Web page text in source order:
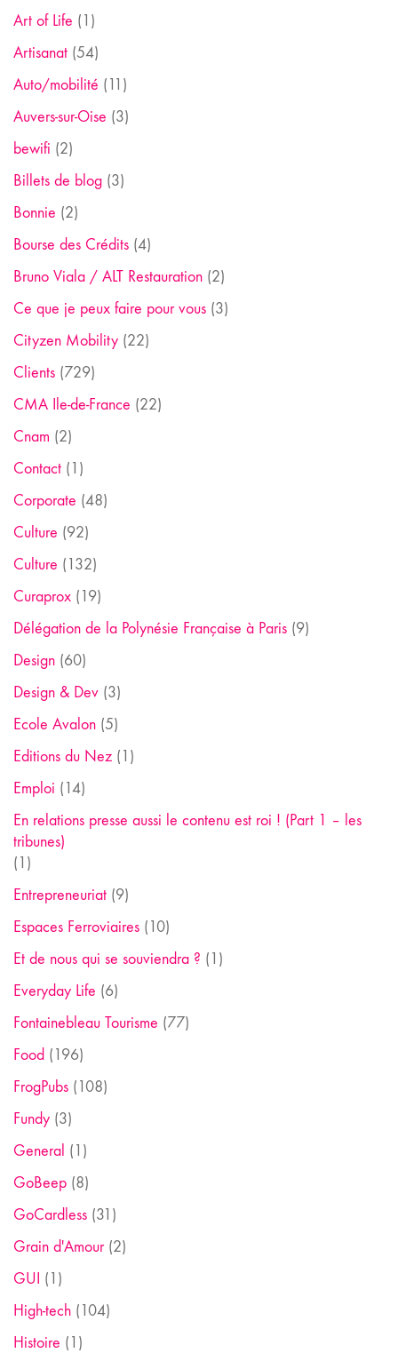
Art of Life (1)
Artisanat (54)
Auto/mobilité (11)
Auvers-sur-Oise (3)
bewifi (2)
Billets de blog (3)
Bonnie (2)
Bourse des Crédits (4)
Bruno Viala / ALT Restauration (2)
Ce que je peux faire pour vous (3)
Cityzen Mobility (22)
Clients (729)
CMA Ile-de-France (22)
Cnam (2)
Contact (1)
Corporate (48)
Culture (92)
Culture (132)
Curaprox (19)
Délégation de la Polynésie Française à Paris (9)
Design (60)
Design & Dev (3)
Ecole Avalon (5)
Editions du Nez (1)
Emploi (14)
En relations presse aussi le contenu est roi ! (Part 1 – les
tribunes)
(1)
Entrepreneuriat (9)
Espaces Ferroviaires (10)
Et de nous qui se souviendra ? (1)
Everyday Life (6)
Fontainebleau Tourisme (77)
Food (196)
FrogPubs (108)
Fundy (3)
General (1)
GoBeep (8)
GoCardless (31)
Grain d'Amour(2)
GUI (1)
High-tech (104)
Histoire (1)